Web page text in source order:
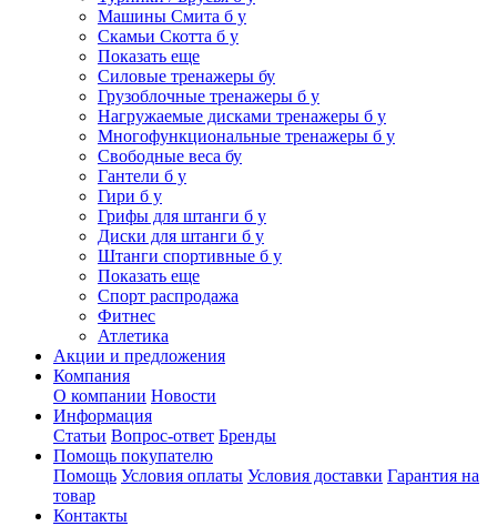
Машины Смита б у
Скамьи Скотта б у
Показать еще
Силовые тренажеры бу
Грузоблочные тренажеры б у
Нагружаемые дисками тренажеры б у
Многофункциональные тренажеры б у
Свободные веса бу
Гантели б у
Гири б у
Грифы для штанги б у
Диски для штанги б у
Штанги спортивные б у
Показать еще
Спорт распродажа
Фитнес
Атлетика
Акции и предложения
Компания
О компании Новости
Информация
Статьи Вопрос-ответ Бренды
Помощь покупателю
Помощь Условия оплаты Условия доставки Гарантия на
товар
Контакты